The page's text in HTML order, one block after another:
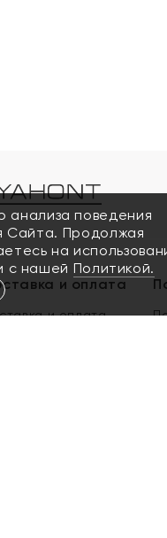
и оплата
и оплата
анализа поведения
Сайта. Продолжая
на
с нашей Политикой.